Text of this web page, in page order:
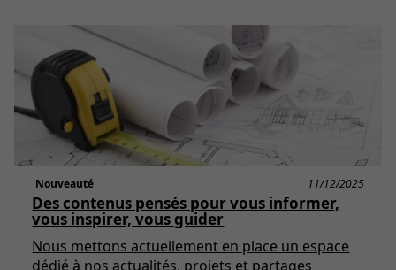
Nouveauté 11/12/2025
Des contenus pensés pour vous informer,
vous inspirer, vous guider
Nous mettons actuellement en place un espace
dédié à nos actualités, projets et partages